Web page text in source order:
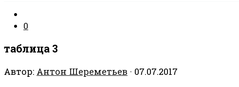
0
таблица 3
Автор: Антон Шереметьев · 07.07.2017